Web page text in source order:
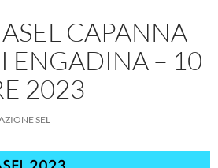
CAPANNA
ENGADINA – 10
2023
SEL